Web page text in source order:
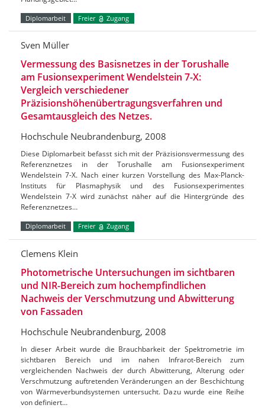
Diplomarbeit Freier Zugang
Sven Müller
Vermessung des Basisnetzes in der Torushalle
am Fusionsexperiment Wendelstein 7-X:
Vergleich verschiedener
Präzisionshöhenübertragungsverfahren und
Gesamtausgleich des Netzes.
Hochschule Neubrandenburg, 2008
Diese Diplomarbeit befasst sich mit der Präzisionsvermessung des
Referenznetzes in der Torushalle am Fusionsexperiment
Wendelstein 7-X. Nach einer kurzen Vorstellung des Max-Planck-
Instituts für Plasmaphysik und des Fusionsexperimentes
Wendelstein 7-X wird zunächst näher auf die Hintergründe des
Referenznetzes…
Diplomarbeit Freier Zugang
Clemens Klein
Photometrische Untersuchungen im sichtbaren
und NIR-Bereich zum hochempfindlichen
Nachweis der Verschmutzung und Abwitterung
von Fassaden
Hochschule Neubrandenburg, 2008
In dieser Arbeit wurde die Brauchbarkeit der Spektrometrie im
sichtbaren Bereich und im nahen Infrarot-Bereich zum
vergleichenden Nachweis der durch Abwitterung, Alterung oder
Verschmutzung auftretenden Veränderungen an der Beschichtung
von Wärmeverbundsystemen untersucht. Dazu wurde eine Reihe
von definiert…